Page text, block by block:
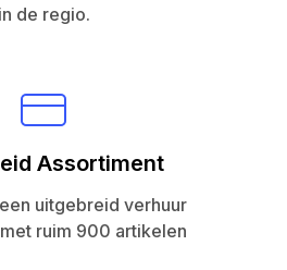
in de regio.
Assortiment
uitgebreid verhuur
ruim 900 artikelen